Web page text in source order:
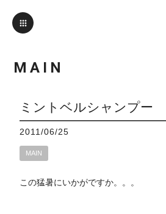
MAIN
ミントベルシャンプー
2011/06/25
MAIN
この猛暑にいかがですか。。。